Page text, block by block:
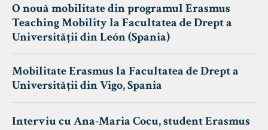
O nouă mobilitate din programul Erasmus
Teaching Mobility la Facultatea de Drept a
Universității din León (Spania)
Mobilitate Erasmus la Facultatea de Drept a
Universității din Vigo, Spania
Interviu cu Ana-Maria Cocu, student Erasmus